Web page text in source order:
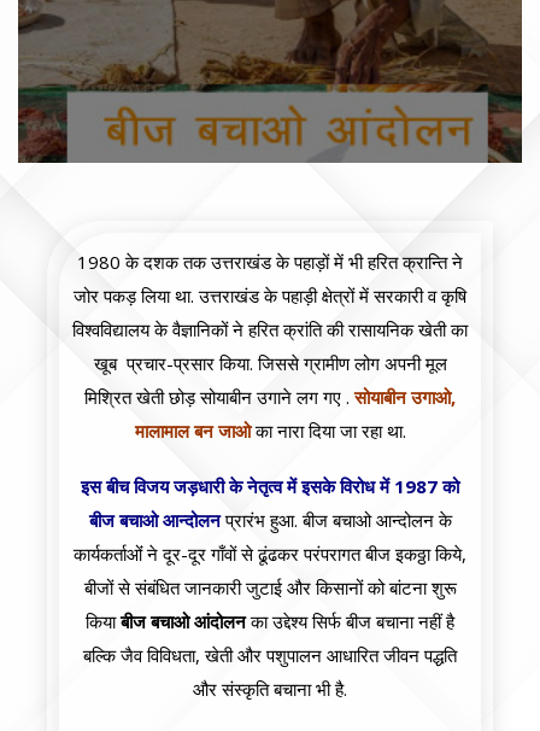
1980 के दशक तक उत्तराखंड के पहाड़ों में भी हरित क्रान्ति ने
जोर पकड़ लिया था. उत्तराखंड के पहाड़ी क्षेत्रों में सरकारी व कृषि
विश्वविद्यालय के वैज्ञानिकों ने हरित क्रांति की रासायनिक खेती का
खूब प्रचार-प्रसार किया. जिससे ग्रामीण लोग अपनी मूल
मिश्रित खेती छोड़ सोयाबीन उगाने लग गए .सोयाबीन उगाओ,
मालामाल बन जाओका नारा दिया जा रहा था.
इस बीच विजय जड़धारी के नेतृत्व में इसके विरोध में 1987 को
बीज बचाओ आन्दोलनप्रारंभ हुआ. बीज बचाओ आन्दोलन के
कार्यकर्ताओंं ने दूर-दूर गाँवों से ढूंढकर परंपरागत बीज इकठ्ठा किये,
बीजों से संबंधित जानकारी जुटाई और किसानों को बांटना शुरू
कियाबीज बचाओ आंदोलनका उद्देश्य सिर्फ बीज बचाना नहीं है
बल्कि जैव विविधता, खेती और पशुपालन आधारित जीवन पद्धति
और संस्कृति बचाना भी है.